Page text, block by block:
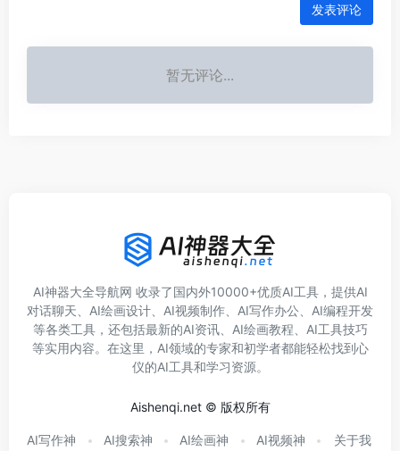
发表评论
暂无评论...
AI神器大全导航网 收录了国内外10000+优质AI工具，提供AI
对话聊天、AI绘画设计、AI视频制作、AI写作办公、AI编程开发
等各类工具，还包括最新的AI资讯、AI绘画教程、AI工具技巧
等实用内容。在这里，AI领域的专家和初学者都能轻松找到心
仪的AI工具和学习资源。
Aishenqi.net © 版权所有
AI写作神 AI搜索神 AI绘画神 AI视频神 关于我